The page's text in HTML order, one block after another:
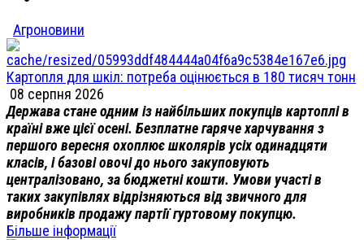
Агроновини
Картопля для шкіл: потреба оцінюється в 180 тисяч тонн
08 серпня 2026
Держава стане одним із найбільших покупців картоплі в
країні вже цієї осені. Безплатне гаряче харчування з
першого вересня охоплює школярів усіх одинадцяти
класів, і базові овочі до нього закуповують
централізовано, за бюджетні кошти. Умови участі в
таких закупівлях відрізняються від звичного для
виробників продажу партії гуртовому покупцю.
Більше інформації